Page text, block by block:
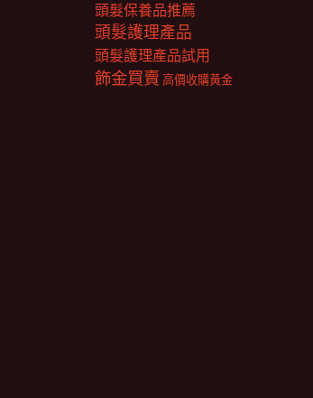
頭髮保養品推薦
頭髮護理產品
頭髮護理產品試用
飾金買賣 高價收購黃金